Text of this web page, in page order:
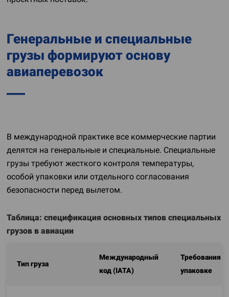
Генеральные и специальные
грузы формируют основу
авиаперевозок
В международной практике все коммерческие партии
делятся на генеральные и специальные. Специальные
грузы требуют жесткого контроля температуры,
особой упаковки или отдельного согласования
безопасности перед вылетом.
Таблица: спецификация основных типов специальных
грузов в авиации
Тип груза
Международный
код (IATA)
Требования к
упаковке